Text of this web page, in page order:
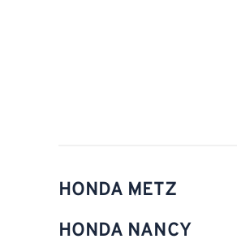
HONDA METZ
HONDA NANCY